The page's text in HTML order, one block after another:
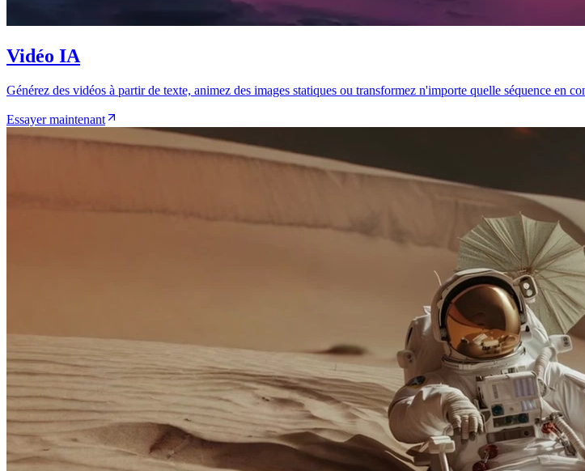
Vidéo IA
Générez des vidéos à partir de texte, animez des images statiques ou transformez n'importe quelle séquence en
Essayer maintenant